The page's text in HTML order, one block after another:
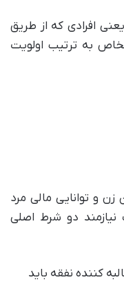
افرادی که از طریق
به ترتیب اولویت
و توانایی مالی مرد
دو شرط اصلی
کننده نفقه باید